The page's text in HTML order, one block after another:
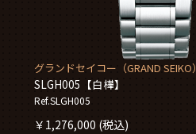
グランドセイコー（GRAND SEIKO）
SLGH005【白樺】
Ref.SLGH005
￥ 1,276,000 (税込)